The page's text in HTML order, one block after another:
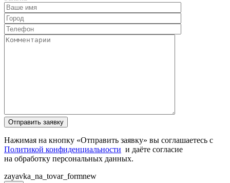
Нажимая на кнопку «Отправить заявку» вы соглашаетесь с
Политикой конфиденциальности и даёте согласие
на обработку персональных данных.
zayavka_na_tovar_formnew